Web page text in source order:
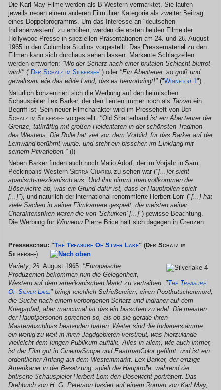
Die Karl-May-Filme werden als B-Western vermarktet. Sie laufen
jeweils neben einem anderen Film ihrer Kategorie als zweiter Beitrag
eines Doppelprogramms. Um das Interesse an "deutschen
Indianerwestern" zu erhöhen, werden die ersten beiden Filme der
Hollywood-Presse in speziellen Präsentationen am 24. und 26. August
1965 in den Columbia Studios vorgestellt. Das Pressematerial zu den
Filmen kann sich durchaus sehen lassen. Markante Schlagzeilen
werden entworfen: "Wo der Schatz nach einer brutalen Schlacht blutrot
wird!" ("Der Schatz im Silbersee") oder "Ein Abenteuer, so groß und
gewaltsam wie das wilde Land, das es hervorbringt!" ("Winnetou 1").
Natürlich konzentriert sich die Werbung auf den heimischen
Schauspieler Lex Barker, der den Leuten immer noch als Tarzan ein
Begriff ist. Sein neuer Filmcharakter wird im Presseheft von Der
Schatz im Silbersee vorgestellt: "Old Shatterhand ist ein Abenteurer der
Grenze, tatkräftig mit großen Heldentaten in der schönsten Tradition
des Westens. Die Rolle hat viel von dem Vorbild, für das Barker auf der
Leinwand berühmt wurde, und steht ein bisschen im Einklang mit
seinem Privatleben." (!)
Neben Barker finden auch noch Mario Adorf, der im Vorjahr in Sam
Peckinpahs Western Sierra Chariba zu sehen war ("[...]er sieht
spanisch-mexikanisch aus. Und ihm nimmt man vollkommen die
Bösewichte ab, was ein Grund dafür ist, dass er Hauptrollen spielt
[...]"), und natürlich der international renommierte Herbert Lom ("[...] hat
viele Sachen in seiner Filmkarriere gespielt; die meisten seiner
Charakteristiken waren die von 'Schurken' [...]") gewisse Beachtung.
Die Werbung für Winnetou Pierre Brice hält sich dagegen in Grenzen.
Presseschau: "The Treasure Of Silver Lake" (Der Schatz im
Silbersee)
Variety , 26. August 1965: "Europäische
Produzenten bekommen nun die Gelegenheit,
Western auf dem amerikanischen Markt zu vertreiben. "The Treasure
Of Silver Lake" bringt reichlich Schießereien, einen Postkutschenmord,
die Suche nach einem verborgenen Schatz und Indianer auf dem
Kriegspfad, aber manchmal ist das ein bisschen zu edel. Die meisten
der Hauptpersonen sprechen so, als ob sie gerade ihren
Masterabschluss bestanden hätten. Weiter sind die Indianerstämme
ein wenig zu weit in ihren Jagdgebieten verstreut, was hierzulande
vielleicht dem jungen Publikum auffällt. Alles in allem, wie auch immer,
ist der Film gut in CinemaScope und EastmanColor gefilmt, und ist ein
ordentlicher Anfang auf dem Westernmarkt. Lex Barker, der einzige
Amerikaner in der Besetzung, spielt die Hauptrolle, während der
britische Schauspieler Herbert Lom den Bösewicht porträtiert. Das
Drehbuch von H. G. Peterson basiert auf einem Roman von Karl May,